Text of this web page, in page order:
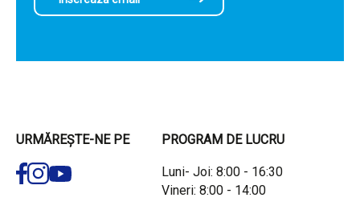
URMĂREȘTE-NE PE PROGRAM DE LUCRU
Luni- Joi: 8:00 - 16:30
Vineri: 8:00 - 14:00